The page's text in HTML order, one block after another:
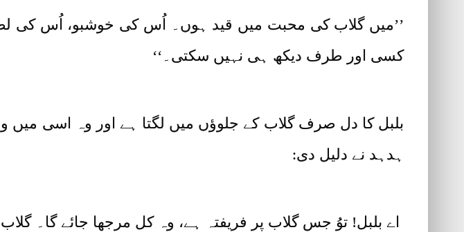
’’میں گلاب کی محبت میں قید ہوں۔ اُس کی خوشبو، اُس کی
کسی اور طرف دیکھ ہی نہیں سکتی۔‘‘
بلبل کا دل صرف گلاب کے جلوؤں میں لگتا ہے اور وہ اسی
ہدہد نے دلیل دی:
اے بلبل! توُ جس گلاب پر فریفتہ ہے، وہ کل مرجھا جائے گا۔